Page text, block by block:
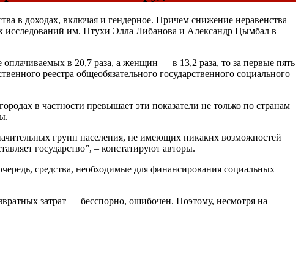
в доходах, включая и гендерное. Причем снижение неравенства
исследований им. Птухи Элла Либанова и Александр Цымбал в
в 20,7 раза, а женщин — в 13,2 раза, то за первые пять
реестра общеобязательного государственного социального
в частности превышает эти показатели не только по странам
групп населения, не имеющих никаких возможностей
государство”, – констатируют авторы.
средства, необходимые для финансирования социальных
затрат — бесспорно, ошибочен. Поэтому, несмотря на